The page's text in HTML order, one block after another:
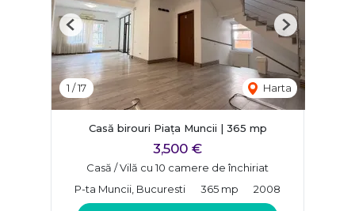
1 /17 Harta
Previous Next
Casă birouri Piața Muncii | 365 mp
3,500 €
Casă / Vilă cu 10 camere de închiriat
P-ta Muncii, Bucuresti
365 mp 2008